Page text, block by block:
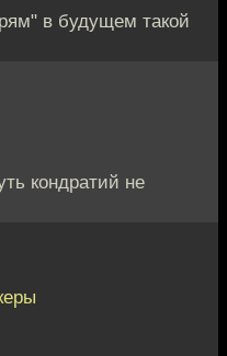
в будущем такой
кондратий не